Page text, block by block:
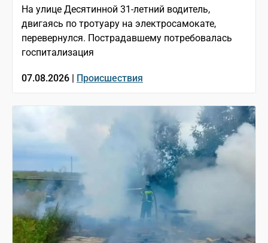
На улице Десятинной 31-летний водитель,
двигаясь по тротуару на электросамокате,
перевернулся. Пострадавшему потребовалась
госпитализация
07.08.2026 | Происшествия